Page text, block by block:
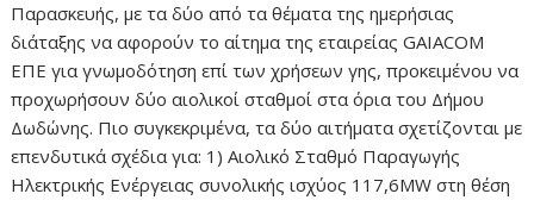
Παρασκευής, με τα δύο από τα θέματα της ημερήσιας
διάταξης να αφορούν το αίτημα της εταιρείας GAIACOM
ΕΠΕ για γνωμοδότηση επί των χρήσεων γης, προκειμένου να
προχωρήσουν δύο αιολικοί σταθμοί στα όρια του Δήμου
Δωδώνης. Πιο συγκεκριμένα, τα δύο αιτήματα σχετίζονται με
επενδυτικά σχέδια για: 1) Αιολικό Σταθμό Παραγωγής
Ηλεκτρικής Ενέργειας συνολικής ισχύος 117,6MW στη θέση